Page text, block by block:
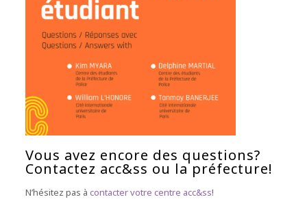
Vous avez encore des questions?
Contactez acc&ss ou la préfecture!
N’hésitez pas à contacter votre centre acc&ss!